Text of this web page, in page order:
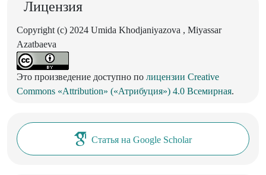
Лицензия
Copyright (c) 2024 Umida Khodjaniyazova , Miyassar
Azatbaeva
Это произведение доступно по лицензии Creative
Commons «Attribution» («Атрибуция») 4.0 Всемирная.
Статья на Google Scholar